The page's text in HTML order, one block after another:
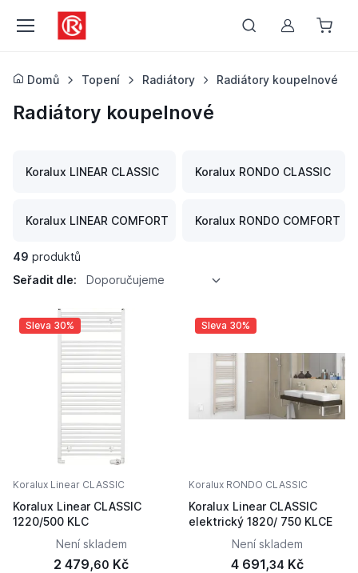
Můj účet
Domů Topení Radiátory Radiátory koupelnové
Radiátory koupelnové
Koralux LINEAR CLASSIC Koralux RONDO CLASSIC
Koralux LINEAR COMFORT Koralux RONDO COMFORT
49 produktů
Seřadit dle:
Doporučujeme
Sleva 30%
Koralux Linear CLASSIC
Koralux Linear CLASSIC
1220/500 KLC
Není skladem
2 479,60 Kč
Sleva 30%
Koralux RONDO CLASSIC
Koralux Linear CLASSIC
elektrický 1820/ 750 KLCE
Není skladem
4 691,34 Kč